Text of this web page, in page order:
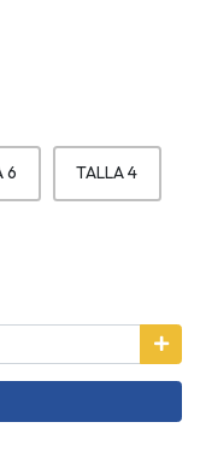
6 TALLA 4